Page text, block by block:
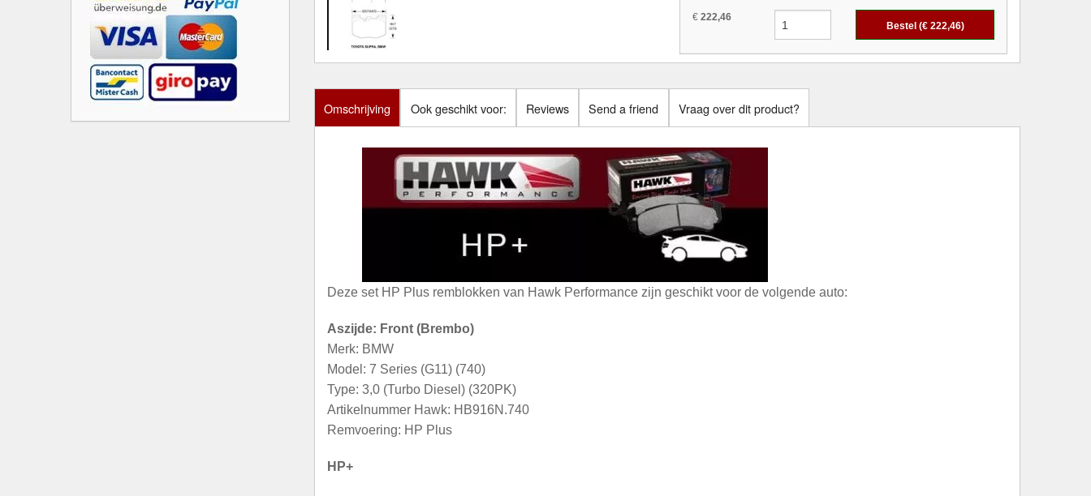
€ 222,46
Bestel (€ 222,46)
Omschrijving Ook geschikt voor: Reviews Send a friend Vraag over dit product?
Deze set HP Plus remblokken van Hawk Performance zijn geschikt voor de volgende auto:
Aszijde: Front (Brembo)
Merk: BMW
Model: 7 Series (G11) (740)
Type: 3,0 (Turbo Diesel) (320PK)
Artikelnummer Hawk: HB916N.740
Remvoering: HP Plus
HP+